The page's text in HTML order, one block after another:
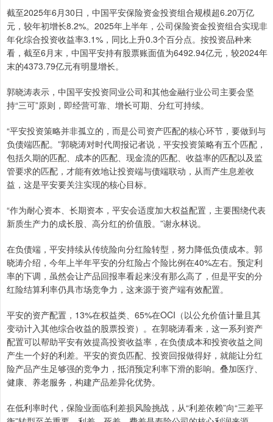
截至2025年6月30日，中国平安保险资金投资组合规模超6.20万亿
元，较年初增长8.2%。2025年上半年，公司保险资金投资组合实现非
年化综合投资收益率3.1%，同比上升0.3个百分点。按投资品种来
看，截至6月末，中国平安持有股票账面值为6492.94亿元，较2024年
末的4373.79亿元有明显增长。
郭晓涛表示，中国平安投资同业公司和其他金融行业公司主要会坚
持“三可”原则，即经营可靠、增长可期、分红可持续。
“平安投资策略并非孤立的，而是公司资产匹配的核心环节，要做到与
负债端匹配。”郭晓涛对时代周报记者说，平安投资策略有五个匹配，
包括久期的匹配、成本的匹配、现金流的匹配、收益率的匹配以及监
管要求的匹配，才能有效地让投资端与债端联动，从而产生息差收
益，这是平安要关注实现的核心目标。
“作为耐心资本、长期资本，平安会适度加大权益配置，主要围绕代表
新质生产力的成长股、高分红的价值股。”谢永林说。
在负债端，平安持续从传统险向分红险转型，努力降低负债成本。郭
晓涛介绍，今年上半年平安的分红险占个险比例在40%左右。预定利
率的下调，虽然会让产品回报率看起来没有那么高了，但是平安的分
红险结算利率仍具市场竞争力，这来源于资产端有效配置。
平安的资产配置，13%在权益类、65%在OCI（以公允价值计量且其
变动计入其他综合收益的股票投资）。在郭晓涛看来，这一系列资产
配置可以帮助平安有效提高投资收益率，在负债成本和投资收益之间
产生一个好的利差。平安的资负匹配、投资回报做得好，就能让分红
险产品产生足够强的竞争力，抵消预定利率下滑的影响。叠加医疗、
健康、养老服务，构建产品差异化优势。
在低利率时代，保险业面临利差损风险挑战，从“利差依赖”向“三差平